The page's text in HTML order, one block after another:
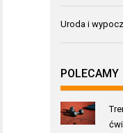
Uroda i
POLECAMY